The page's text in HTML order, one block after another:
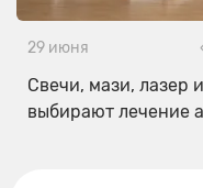
29 июня
Свечи, мази, лазер
выбирают лечение